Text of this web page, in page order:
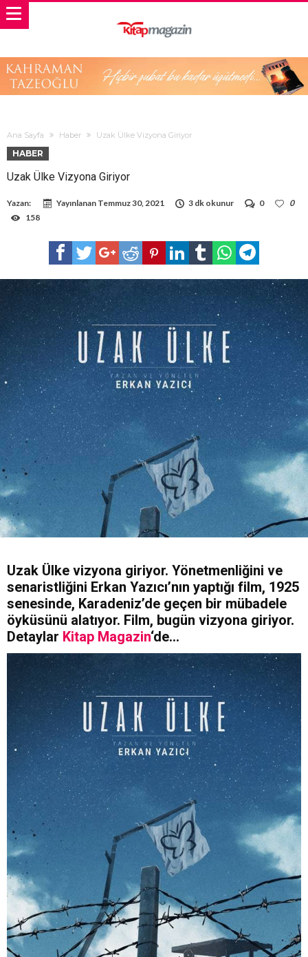
Ana Sayfa Haber Uzak Ülke Vizyona Giriyor
HABER
Uzak Ülke Vizyona Giriyor
Yazan: Yayınlanan Temmuz 30, 2021 3 dk okunur 0
0
158
Uzak Ülke vizyona giriyor. Yönetmenliğini ve
senaristliğini Erkan Yazıcı’nın yaptığı film, 1925
senesinde, Karadeniz’de geçen bir mübadele
öyküsünü alatıyor. Film, bugün vizyona giriyor.
Detaylar Kitap Magazin‘de…